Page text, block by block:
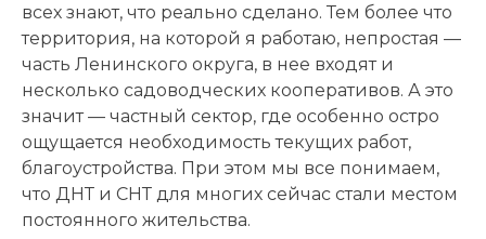
всех знают, что реально сделано. Тем более что
территория, на которой я работаю, непростая —
часть Ленинского округа, в нее входят и
несколько садоводческих кооперативов. А это
значит — частный сектор, где особенно остро
ощущается необходимость текущих работ,
благоустройства. При этом мы все понимаем,
что ДНТ и СНТ для многих сейчас стали местом
постоянного жительства.